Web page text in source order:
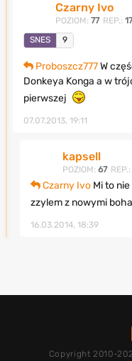
Czarny Ivo
POZIOM: 77 REP.:
SNES 9
Proboszcz777W
Donkeya Konga a w
pierwszej
07.07.2013, 19:11
kapsell
POZIOM: 67 REP.:
Czarny Ivo Mi to
zzylem z nowymi
16.03.2014, 18:39
Copyright 2010-